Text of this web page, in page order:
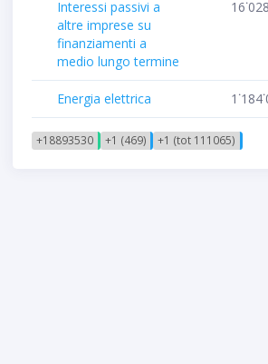
Interessi passivi a
altre imprese su
finanziamenti a
medio lungo termine
Energia elettrica
+18893530 +1 (469) +1 (tot 111065)